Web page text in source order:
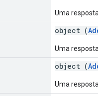
Uma
object (
Uma
object (
Uma